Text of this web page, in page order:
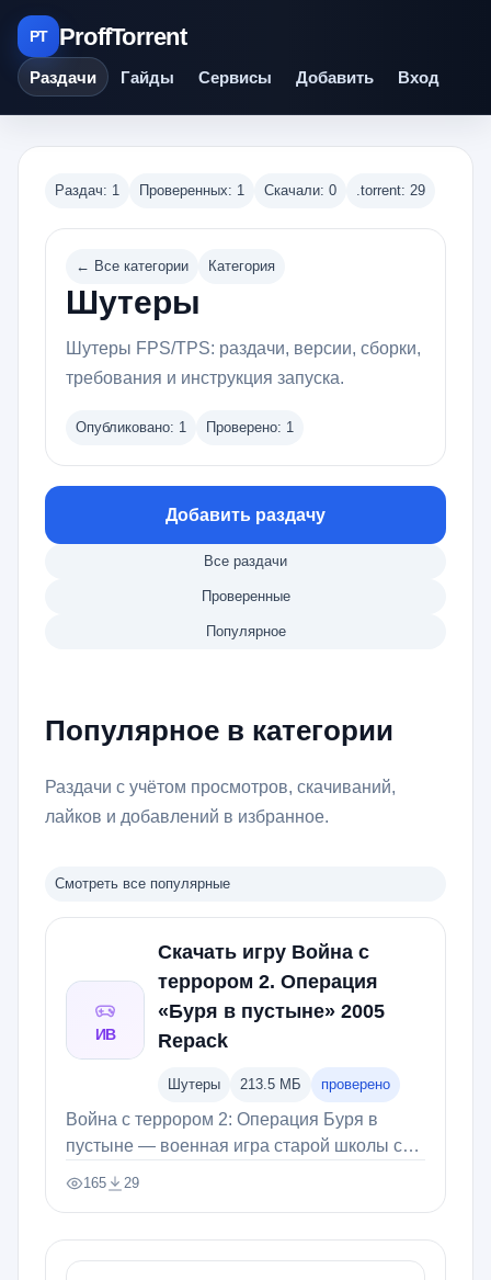
PT ProffTorrent
Раздачи Гайды Сервисы Добавить Вход
Раздач: 1 Проверенных: 1 Скачали: 0 .torrent: 29
← Все категории Категория
Шутеры
Шутеры FPS/TPS: раздачи, версии, сборки,
требования и инструкция запуска.
Опубликовано: 1 Проверено: 1
Добавить раздачу
Все раздачи
Проверенные
Популярное
Популярное в категории
Раздачи с учётом просмотров, скачиваний,
лайков и добавлений в избранное.
Смотреть все популярные
ИВ
Скачать игру Война с
террором 2. Операция
«Буря в пустыне» 2005
Repack
Шутеры 213.5 МБ проверено
Война с террором 2: Операция Буря в
пустыне — военная игра старой школы с
миссиями, тактическими действиями и
Просмотры:
165Скачали:
29